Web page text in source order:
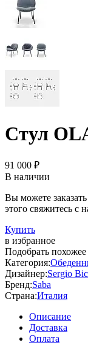
Стул
91 000 ₽
В наличии
Вы можете
этого свяжитесь с
Купить
в избранное
Подобрать похожее
Категория:
Дизайнер:Sergio
Бренд:Saba
Страна:Италия
Описание
Доставка
Оплата